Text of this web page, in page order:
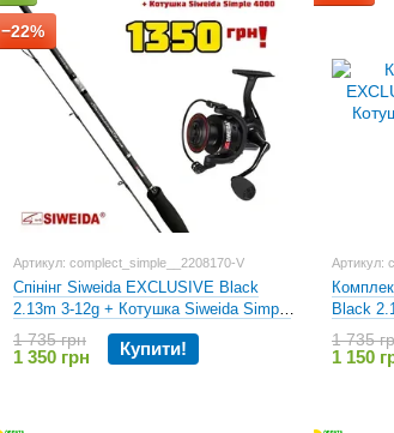
−22%
Артикул: complect_simple__2208170-V
Спінінг Siweida EXCLUSIVE Black
2.13m 3-12g + Котушка Siweida Simple
4000
1 735 грн
1 350 грн Купити!
Артикул:
Black
1 735
1 150